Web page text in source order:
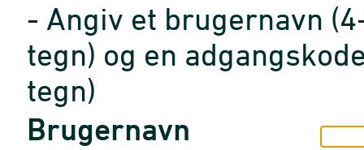
- Angiv et brugernavn
tegn) og en
tegn)
Brugernavn